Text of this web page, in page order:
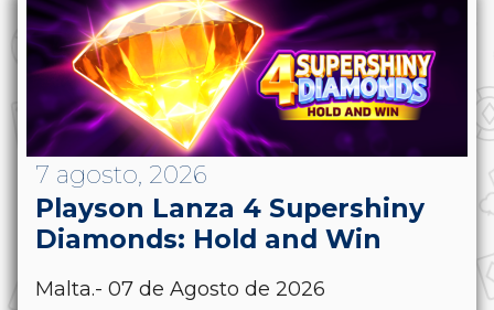
7 agosto, 2026
Playson Lanza 4 Supershiny
Diamonds: Hold and Win
Malta.- 07 de Agosto de 2026